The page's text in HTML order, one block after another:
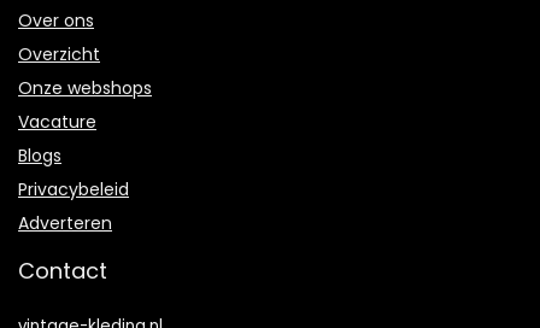
Over ons
Overzicht
Onze webshops
Vacature
Blogs
Privacybeleid
Adverteren
Contact